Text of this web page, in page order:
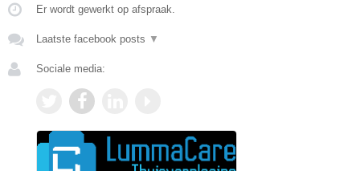
Er wordt gewerkt op afspraak.
Laatste facebook posts ▼
Sociale media: